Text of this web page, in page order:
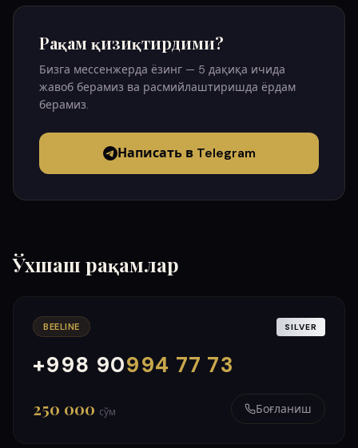
Рақам қизиқтирдими?
Бизга мессенжерда ёзинг — 5 дақиқа ичида
жавоб берамиз ва расмийлаштиришда ёрдам
берамиз.
Написать в Telegram
Ўхшаш рақамлар
BEELINE SILVER
+998 90994 77 73
000
999
250 000 сўм Боғланиш